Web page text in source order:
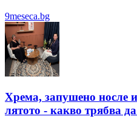
9meseca.bg
Хрема, запушено носле
лятотo - какво трябва